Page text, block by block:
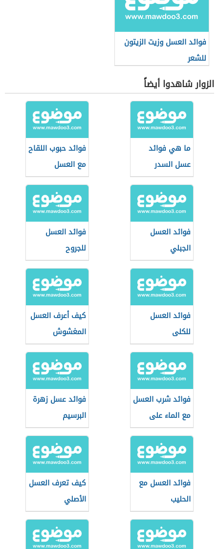
فوائد العسل وزيت الزيتون
للشعر
الزوار شاهدوا أيضاً
ما هي فوائد
عسل السدر
فوائد حبوب اللقاح
مع العسل
فوائد العسل
الجبلي
فوائد العسل
للجروح
فوائد العسل
للكلى
كيف أعرف العسل
المغشوش
فوائد شرب العسل
مع الماء على
الريق
فوائد عسل زهرة
البرسيم
فوائد العسل مع
الحليب
كيف تعرف العسل
الأصلي